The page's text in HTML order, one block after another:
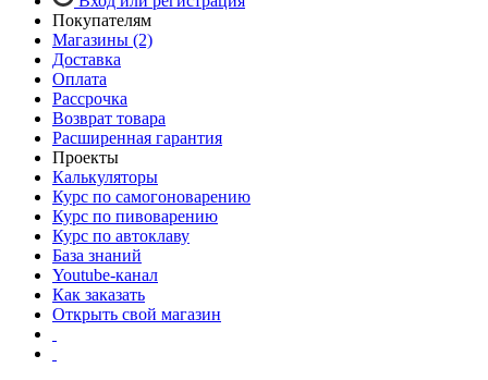
Покупателям
Магазины (2)
Доставка
Оплата
Рассрочка
Возврат товара
Расширенная гарантия
Проекты
Калькуляторы
Курс по самогоноварению
Курс по пивоварению
Курс по автоклаву
База знаний
Youtube-канал
Как заказать
Открыть свой магазин